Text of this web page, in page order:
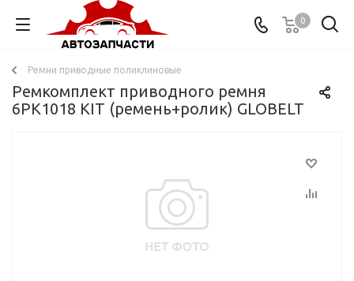
0
Ремни приводные поликлиновые
Ремкомплект приводного ремня
6PK1018 KIT (ремень+ролик) GLOBELT